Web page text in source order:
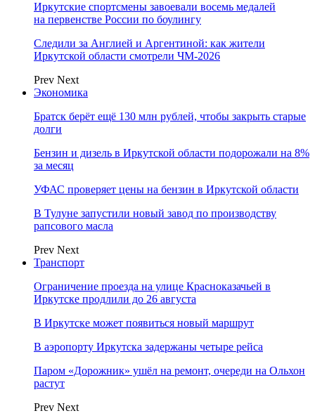
Иркутские спортсмены завоевали восемь медалей
на первенстве России по боулингу
Следили за Англией и Аргентиной: как жители
Иркутской области смотрели ЧМ-2026
Prev Next
Экономика
Братск берёт ещё 130 млн рублей, чтобы закрыть старые
долги
Бензин и дизель в Иркутской области подорожали на 8%
за месяц
УФАС проверяет цены на бензин в Иркутской области
В Тулуне запустили новый завод по производству
рапсового масла
Prev Next
Транспорт
Ограничение проезда на улице Красноказачьей в
Иркутске продлили до 26 августа
В Иркутске может появиться новый маршрут
В аэропорту Иркутска задержаны четыре рейса
Паром «Дорожник» ушёл на ремонт, очереди на Ольхон
растут
Prev Next